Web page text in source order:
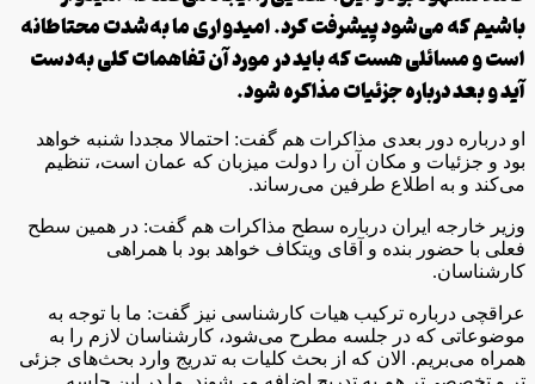
باشیم که می‌شود پیشرفت کرد. امیدواری ما به‌شدت محتاطانه
است و مسائلی هست که باید در مورد آن تفاهمات کلی به‌دست
آید و بعد درباره جزئیات مذاکره شود.
او درباره دور بعدی مذاکرات هم گفت: احتمالا مجددا شنبه خواهد
بود و جزئیات و مکان آن را دولت میزبان که عمان است، تنظیم
می‌کند و به اطلاع طرفین می‌رساند.
وزیر خارجه ایران درباره سطح مذاکرات هم گفت: در همین سطح
فعلی با حضور بنده و آقای ویتکاف خواهد بود با همراهی
کارشناسان.
عراقچی درباره ترکیب هیات کارشناسی نیز گفت: ما با توجه به
موضوعاتی که در جلسه مطرح می‌شود، کارشناسان لازم را به
همراه می‌بریم. الان که از بحث کلیات به تدریج وارد بحث‌های جزئی